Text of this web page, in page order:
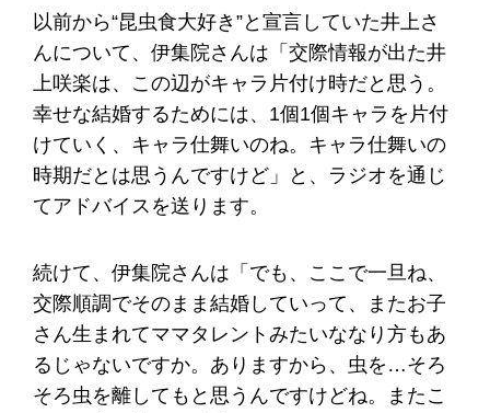
以前から“昆虫食大好き”と宣言していた井上さ
んについて、伊集院さんは「交際情報が出た井
上咲楽は、この辺がキャラ片付け時だと思う。
幸せな結婚するためには、1個1個キャラを片付
けていく、キャラ仕舞いのね。キャラ仕舞いの
時期だとは思うんですけど」と、ラジオを通じ
てアドバイスを送ります。
続けて、伊集院さんは「でも、ここで一旦ね、
交際順調でそのまま結婚していって、またお子
さん生まれてママタレントみたいななり方もあ
るじゃないですか。ありますから、虫を…そろ
そろ虫を離してもと思うんですけどね。またこ